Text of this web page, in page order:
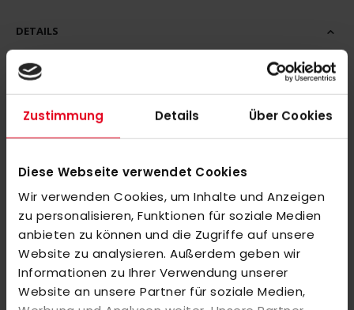
Zustimmung Details Über Cookies
Diese Webseite verwendet Cookies
Wir verwenden Cookies, um Inhalte und Anzeigen
zu personalisieren, Funktionen für soziale Medien
anbieten zu können und die Zugriffe auf unsere
Website zu analysieren. Außerdem geben wir
Informationen zu Ihrer Verwendung unserer
Website an unsere Partner für soziale Medien,
DETAILS
Wer Hockey spielt, braucht auf dem Platz und abseits davon
bequeme Kleidung, die höchste Bewegungsfreiheit bietet.
Diese adidas Jacke mit durchgehendem Reißverschluss ist aus
klassischen Stehkragen. Sie kommt mit einem aufgestickten
adidas Logo auf der Brust.
Wichtiger Hinweis:
Bitte beachte, dass individuell veredelte bzw. bedruckte Artikel
vom Umtausch oder der Rückgabe leider ausgeschlossen
sind. Da es sich um personalisierte Produkte handelt, können